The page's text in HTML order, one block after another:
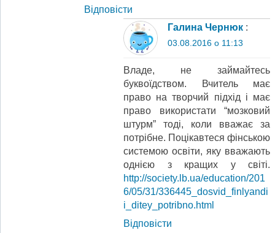
Відповіcти
Галина Чернюк :
03.08.2016 о 11:13
Владе, не займайтесь
буквоїдством. Вчитель має
право на творчий підхід і має
право використати “мозковий
штурм” тоді, коли вважає за
потрібне. Поцікавтеся фінською
системою освіти, яку вважають
однією з кращих у світі.
http://society.lb.ua/education/201
6/05/31/336445_dosvid_finlyandi
i_ditey_potribno.html
Відповіcти